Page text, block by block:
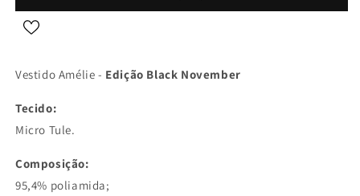
Vestido Amélie - Edição Black November
Tecido:
Micro Tule.
Composição:
95,4% poliamida;